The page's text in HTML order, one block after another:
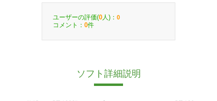
ユーザーの評価(0 人)： 0
コメント： 0件
ソフト詳細説明